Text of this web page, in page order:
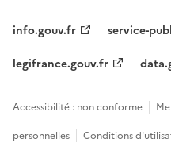
info.gouv.fr
service-
legifrance.gouv.fr
Accessibilité : non conforme
personnelles
Conditions